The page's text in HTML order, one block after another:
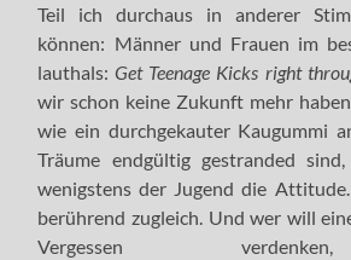
Teil ich durchaus in anderer
können: Männer und Frauen im
lauthals:Get Teenage Kicks right
wir schon keine Zukunft mehr
wie ein durchgekauter Kaugummi
Träume endgültig gestranded
wenigstens der Jugend die
berührend zugleich. Und wer will
Vergessen